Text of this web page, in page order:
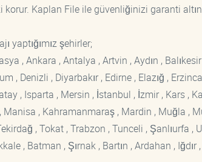
Kaplan File ile güvenliğinizi garanti
yaptığımız şehirler;
, Ankara , Antalya , Artvin , Aydın ,
, Denizli , Diyarbakır , Edirne , Elazığ ,
, Isparta , Mersin , İstanbul , İzmir , Kars ,
, Kahramanmaraş , Mardin , Muğla ,
, Tokat , Trabzon , Tunceli , Şanlıurfa ,
, Batman , Şırnak , Bartın , Ardahan ,